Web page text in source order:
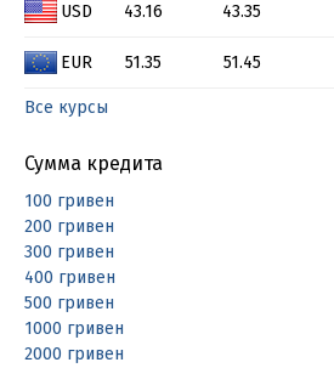
USD 43.16 43.35
EUR 51.35 51.45
Все курсы
Сумма кредита
100 гривен
200 гривен
300 гривен
400 гривен
500 гривен
1000 гривен
2000 гривен